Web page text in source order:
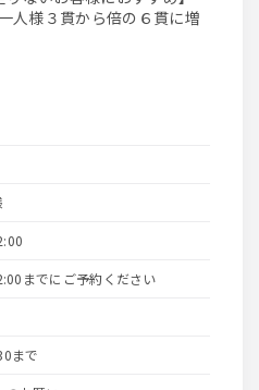
人様３貫から倍の６貫に増
までにご予約ください
まで